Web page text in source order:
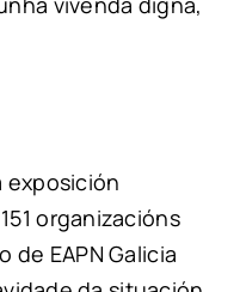
exposición
organizacións
de EAPN Galicia